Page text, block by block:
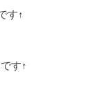
す↑
す↑